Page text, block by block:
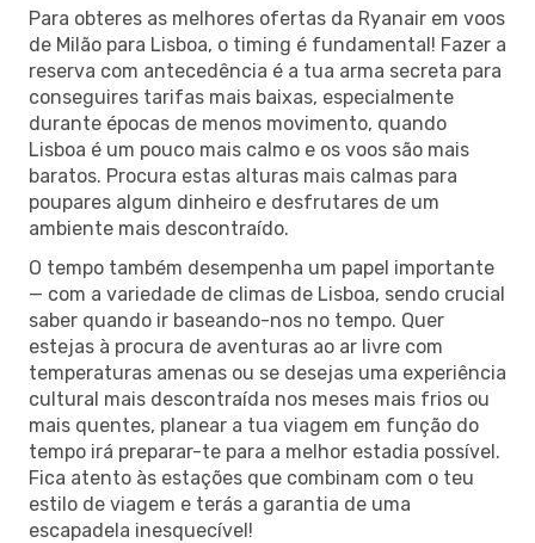
Para obteres as melhores ofertas da Ryanair em voos
de Milão para Lisboa, o timing é fundamental! Fazer a
reserva com antecedência é a tua arma secreta para
conseguires tarifas mais baixas, especialmente
durante épocas de menos movimento, quando
Lisboa é um pouco mais calmo e os voos são mais
baratos. Procura estas alturas mais calmas para
poupares algum dinheiro e desfrutares de um
ambiente mais descontraído.
O tempo também desempenha um papel importante
— com a variedade de climas de Lisboa, sendo crucial
saber quando ir baseando-nos no tempo. Quer
estejas à procura de aventuras ao ar livre com
temperaturas amenas ou se desejas uma experiência
cultural mais descontraída nos meses mais frios ou
mais quentes, planear a tua viagem em função do
tempo irá preparar-te para a melhor estadia possível.
Fica atento às estações que combinam com o teu
estilo de viagem e terás a garantia de uma
escapadela inesquecível!